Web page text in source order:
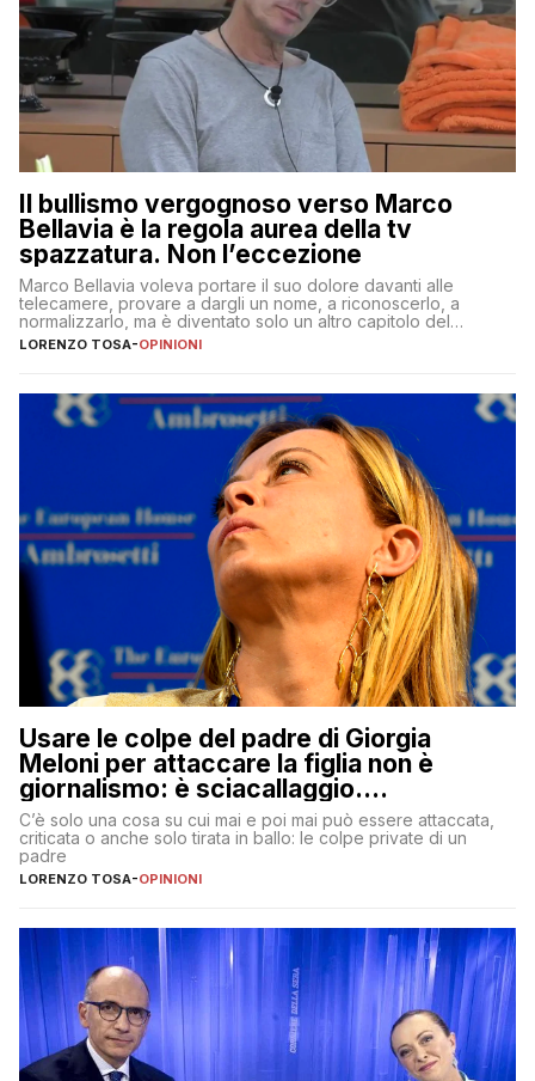
Il bullismo vergognoso verso Marco
Bellavia è la regola aurea della tv
spazzatura. Non l’eccezione
Marco Bellavia voleva portare il suo dolore davanti alle
telecamere, provare a dargli un nome, a riconoscerlo, a
normalizzarlo, ma è diventato solo un altro capitolo del
copione
LORENZO TOSA-OPINIONI
Usare le colpe del padre di Giorgia
Meloni per attaccare la figlia non è
giornalismo: è sciacallaggio.
Dimostriamo di essere diversi
C’è solo una cosa su cui mai e poi mai può essere attaccata,
criticata o anche solo tirata in ballo: le colpe private di un
padre
LORENZO TOSA-OPINIONI